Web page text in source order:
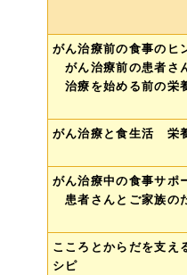
がん治療前の食事のヒ
がん治療前の患者さ
治療を始める前の栄
がん治療と食生活 栄
がん治療中の食事サポ
患者さんとご家族の
こころとからだを支え
シピ